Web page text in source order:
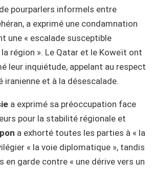
pourparlers informels entre
a exprimé une condamnation
une « escalade susceptible
région ». Le Qatar et le Koweït ont
leur inquiétude, appelant au respect
iranienne et à la désescalade.
a exprimé sa préoccupation face
pour la stabilité régionale et
a exhorté toutes les parties à « la
« la voie diplomatique », tandis
en garde contre « une dérive vers un